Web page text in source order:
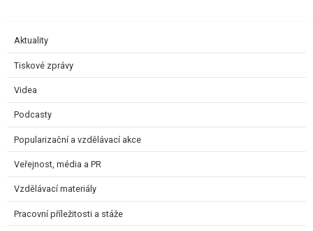
Aktuality
Tiskové zprávy
Videa
Podcasty
Popularizační a vzdělávací akce
Veřejnost, média a PR
Vzdělávací materiály
Pracovní příležitosti a stáže